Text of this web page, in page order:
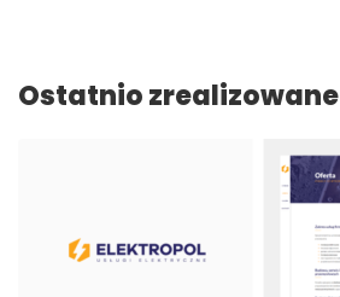
Ostatnio zrealizowane